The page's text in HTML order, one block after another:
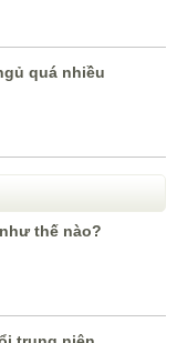
quá nhiều
thế nào?